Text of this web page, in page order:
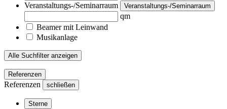
Veranstaltungs-/Seminarraum
Veranstaltungs-/Seminarraum
qm
Beamer mit Leinwand
Musikanlage
Alle Suchfilter anzeigen
Referenzen
Referenzen schließen
Sterne